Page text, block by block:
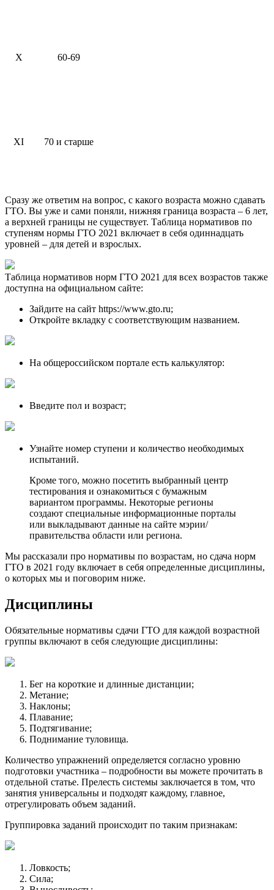
X 60-69
XI 70 и старше
Сразу же ответим на вопрос, с какого возраста можно сдавать
ГТО. Вы уже и сами поняли, нижняя граница возраста – 6 лет,
а верхней границы не существует. Таблица нормативов по
ступеням нормы ГТО 2021 включает в себя одиннадцать
уровней – для детей и взрослых.
Таблица нормативов норм ГТО 2021 для всех возрастов также
доступна на официальном сайте:
Зайдите на сайт https://www.gto.ru;
Откройте вкладку с соответствующим названием.
На общероссийском портале есть калькулятор:
Введите пол и возраст;
Узнайте номер ступени и количество необходимых
испытаний.
Кроме того, можно посетить выбранный центр
тестирования и ознакомиться с бумажным
вариантом программы. Некоторые регионы
создают специальные информационные порталы
или выкладывают данные на сайте мэрии/
правительства области или региона.
Мы рассказали про нормативы по возрастам, но сдача норм
ГТО в 2021 году включает в себя определенные дисциплины,
о которых мы и поговорим ниже.
Дисциплины
Обязательные нормативы сдачи ГТО для каждой возрастной
группы включают в себя следующие дисциплины:
Бег на короткие и длинные дистанции;
Метание;
Наклоны;
Плавание;
Подтягивание;
Поднимание туловища.
Количество упражнений определяется согласно уровню
подготовки участника – подробности вы можете прочитать в
отдельной статье. Прелесть системы заключается в том, что
занятия универсальны и подходят каждому, главное,
отрегулировать объем заданий.
Группировка заданий происходит по таким признакам:
Ловкость;
Сила;